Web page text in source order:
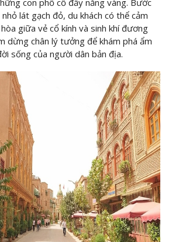
lát gạch đỏ, du khách có thể cảm
giữa vẻ cổ kính và sinh khí đương
dừng chân lý tưởng để khám phá ẩm
sống của người dân bản địa.